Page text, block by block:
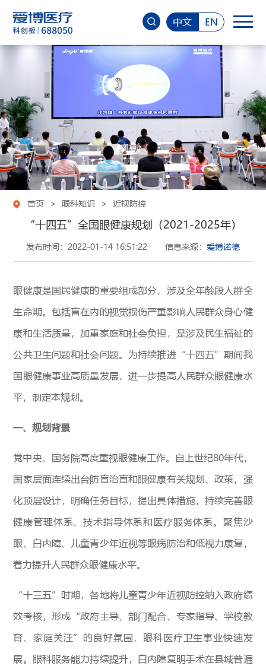
中文 EN
首页 > 眼科知识 > 近视防控
“十四五”全国眼健康规划（2021-2025年）
发布时间：2022-01-14 16:51:22 信息来源： 爱博诺德
眼健康是国民健康的重要组成部分，涉及全年龄段人群全
生命期。包括盲在内的视觉损伤严重影响人民群众身心健
康和生活质量，加重家庭和社会负担，是涉及民生福祉的
公共卫生问题和社会问题。为持续推进“十四五”期间我
国眼健康事业高质量发展，进一步提高人民群众眼健康水
平，制定本规划。
一、规划背景
党中央、国务院高度重视眼健康工作。自上世纪80年代，
国家层面连续出台防盲治盲和眼健康有关规划、政策，强
化顶层设计，明确任务目标，提出具体措施，持续完善眼
健康管理体系、技术指导体系和医疗服务体系。聚焦沙
眼、白内障、儿童青少年近视等眼病防治和低视力康复，
着力提升人民群众眼健康水平。
“十三五”时期，各地将儿童青少年近视防控纳入政府绩
效考核，形成“政府主导、部门配合、专家指导、学校教
育、家庭关注”的良好氛围，眼科医疗卫生事业快速发
展。眼科服务能力持续提升，白内障复明手术在县域普遍